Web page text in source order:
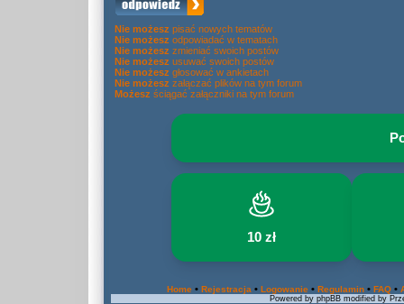
Nie możesz pisać nowych tematów
Nie możesz odpowiadać w tematach
Nie możesz zmieniać swoich postów
Nie możesz usuwać swoich postów
Nie możesz głosować w ankietach
Nie możesz załączać plików na tym forum
Możesz ściągać załączniki na tym forum
10 zł
Home • Rejestracja • Logowanie • Regulamin • FAQ •
Powered by phpBB modified by